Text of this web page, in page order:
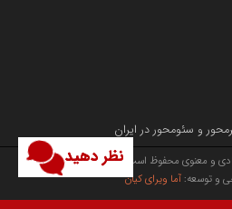
نظر دهید
گزارش خبر
و سئومحور در ایران
و معنوی محفوظ است.
و توسعه: آما ویرای کیان